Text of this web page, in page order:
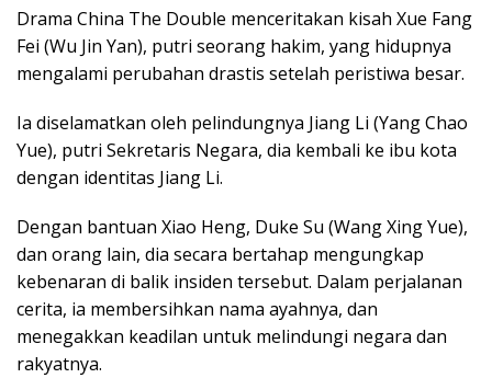
Drama China The Double menceritakan kisah Xue Fang
Fei (Wu Jin Yan), putri seorang hakim, yang hidupnya
mengalami perubahan drastis setelah peristiwa besar.
Ia diselamatkan oleh pelindungnya Jiang Li (Yang Chao
Yue), putri Sekretaris Negara, dia kembali ke ibu kota
dengan identitas Jiang Li.
Dengan bantuan Xiao Heng, Duke Su (Wang Xing Yue),
dan orang lain, dia secara bertahap mengungkap
kebenaran di balik insiden tersebut. Dalam perjalanan
cerita, ia membersihkan nama ayahnya, dan
menegakkan keadilan untuk melindungi negara dan
rakyatnya.